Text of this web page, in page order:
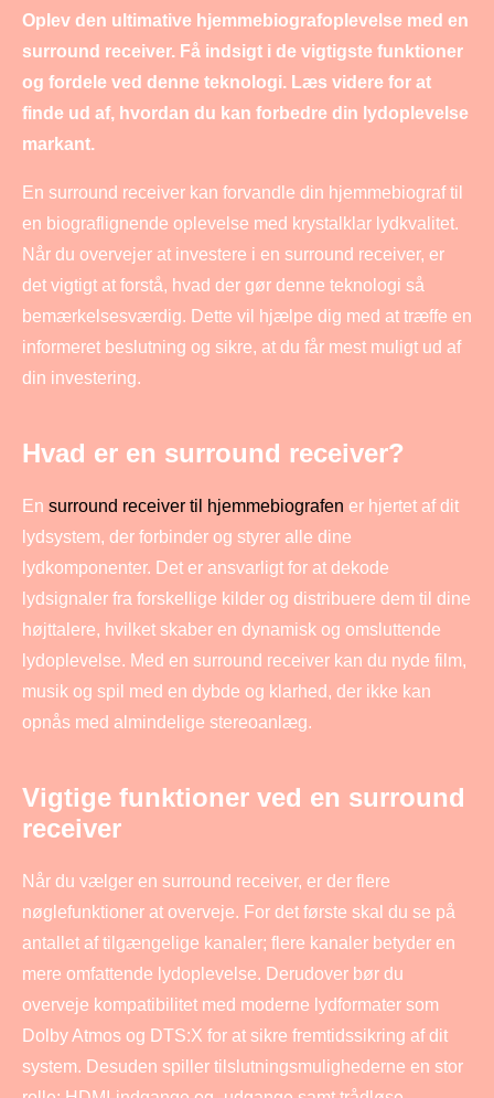
Oplev den ultimative hjemmebiografoplevelse med en
surround receiver. Få indsigt i de vigtigste funktioner
og fordele ved denne teknologi. Læs videre for at
finde ud af, hvordan du kan forbedre din lydoplevelse
markant.
En surround receiver kan forvandle din hjemmebiograf til
en biograflignende oplevelse med krystalklar lydkvalitet.
Når du overvejer at investere i en surround receiver, er
det vigtigt at forstå, hvad der gør denne teknologi så
bemærkelsesværdig. Dette vil hjælpe dig med at træffe en
informeret beslutning og sikre, at du får mest muligt ud af
din investering.
Hvad er en surround receiver?
En surround receiver til hjemmebiografen er hjertet af dit
lydsystem, der forbinder og styrer alle dine
lydkomponenter. Det er ansvarligt for at dekode
lydsignaler fra forskellige kilder og distribuere dem til dine
højttalere, hvilket skaber en dynamisk og omsluttende
lydoplevelse. Med en surround receiver kan du nyde film,
musik og spil med en dybde og klarhed, der ikke kan
opnås med almindelige stereoanlæg.
Vigtige funktioner ved en surround
receiver
Når du vælger en surround receiver, er der flere
nøglefunktioner at overveje. For det første skal du se på
antallet af tilgængelige kanaler; flere kanaler betyder en
mere omfattende lydoplevelse. Derudover bør du
overveje kompatibilitet med moderne lydformater som
Dolby Atmos og DTS:X for at sikre fremtidssikring af dit
system. Desuden spiller tilslutningsmulighederne en stor